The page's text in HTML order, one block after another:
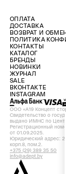
ООО «А19 Концепт
Свидетельство о
выдано ИМНС по
Регистрационный
от 01.09.2025.
Юридический адрес:
корп.8, пом.2.
+375 (29) 389 35 50
info@adept.by
ОПЛАТА
ДОСТАВКА
ВОЗВРАТ И ОБМЕН
ПОЛИТИКА
КОНТАКТЫ
ВКОНТАКТЕ
INSTAGRAM
КАТАЛОГ
БРЕНДЫ
НОВИНКИ
ЖУРНАЛ
SALE